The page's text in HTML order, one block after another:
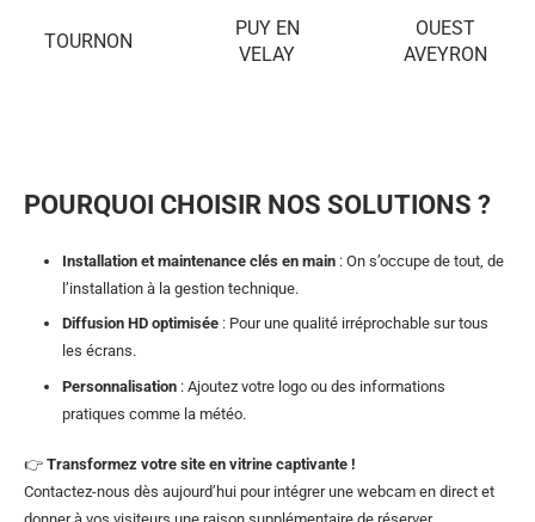
TOURNON
PUY EN
VELAY
OUEST
AVEYRON
POURQUOI CHOISIR NOS SOLUTIONS ?
Installation et maintenance clés en main : On s’occupe de tout, de
l’installation à la gestion technique.
Diffusion HD optimisée : Pour une qualité irréprochable sur tous
les écrans.
Personnalisation : Ajoutez votre logo ou des informations
pratiques comme la météo.
👉 Transformez votre site en vitrine captivante !
Contactez-nous dès aujourd’hui pour intégrer une webcam en direct et